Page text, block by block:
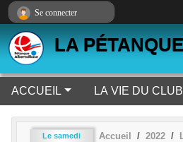
LA
ACCUEIL LA VIE DU CLUB
Le samedi Accueil 2022
Se connecter
Panneau de gestion des cookies